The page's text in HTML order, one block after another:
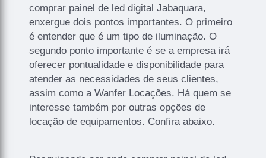
comprar painel de led digital Jabaquara,
enxergue dois pontos importantes. O primeiro
é entender que é um tipo de iluminação. O
segundo ponto importante é se a empresa irá
oferecer pontualidade e disponibilidade para
atender as necessidades de seus clientes,
assim como a Wanfer Locações. Há quem se
interesse também por outras opções de
locação de equipamentos. Confira abaixo.